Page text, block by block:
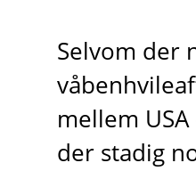
Selvom der
mellem
der stadig